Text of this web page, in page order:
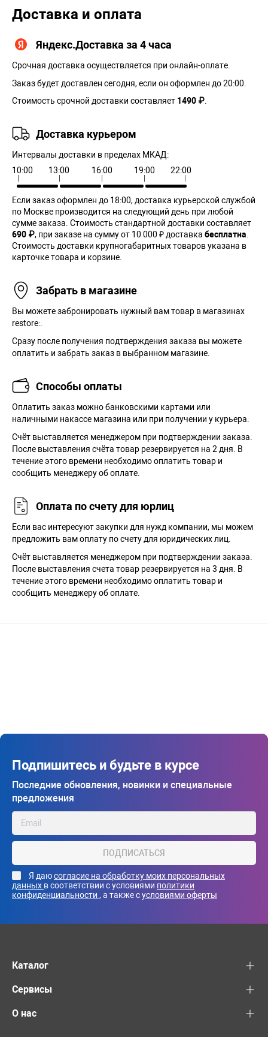
Доставка и оплата
Яндекс.Доставка за 4 часа
Срочная доставка осуществляется при онлайн-оплате.
Заказ будет доставлен сегодня, если он оформлен до 20:00.
Стоимость срочной доставки составляет 1490 ₽
Доставка курьером
Интервалы доставки в пределах МКАД:
10:00
13:00 16:00 19:00 22:00
Если заказ оформлен до 18:00, доставка курьерской службой
по Москве производится на следующий день при любой
сумме заказа. Cтоимость стандартной доставки составляет
690 ₽, при заказе на сумму от 10 000 ₽ доставка бесплатна
Стоимость доставки крупногабаритных товаров указана в
карточке товара и корзине.
Забрать в магазине
Вы можете забронировать нужный вам товар в магазинах
restore:.
Сразу после получения подтверждения заказа вы можете
оплатить и забрать заказ в выбранном магазине.
Способы оплаты
Оплатить заказ можно банковскими картами или
наличными накассе магазина или при получении у курьера.
Cчёт выставляется менеджером при подтверждении заказа.
После выставления счёта товар резервируется на 2 дня. В
течение этого времени необходимо оплатить товар и
сообщить менеджеру об оплате.
Оплата по счету для юрлиц
Если вас интересуют закупки для нужд компании, мы можем
предложить вам оплату по счету для юридических лиц.
Счёт выставляется менеджером при подтверждении заказа.
После выставления счета товар резервируется на 3 дня. В
течение этого времени необходимо оплатить товар и
сообщить менеджеру об оплате.
Подпишитесь и будьте в курсе
Последние обновления, новинки и специальные
предложения
ПОДПИСАТЬСЯ
Я даюсогласие на обработку моих персональных
данных в соответствии с условиями политики
конфиденциальности , а также сусловиями оферты
Каталог
Сервисы
О нас